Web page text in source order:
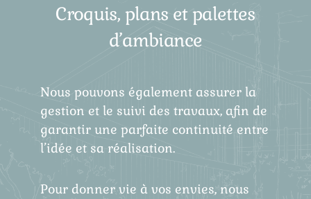
Croquis, plans et palettes
d’ambiance
Nous pouvons également assurer la
gestion et le suivi des travaux, afin de
garantir une parfaite continuité entre
l’idée et sa réalisation.
Pour donner vie à vos envies, nous